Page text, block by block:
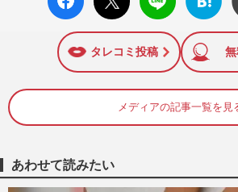
ok い
ト
ブック
に追加
タレコミ投稿
メディアの記事一覧を見
あわせて読みたい